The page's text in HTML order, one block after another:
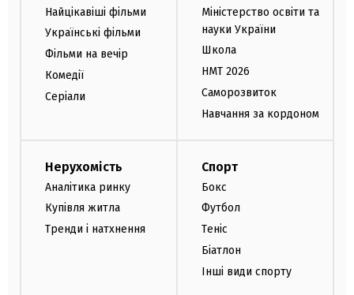
Найцікавіші фільми
Українські фільми
Фільми на вечір
Комедії
Серіали
Міністерство освіти та
науки України
Школа
НМТ 2026
Саморозвиток
Навчання за кордоном
Нерухомість
Аналітика ринку
Купівля житла
Тренди і натхнення
Спорт
Бокс
Футбол
Теніс
Біатлон
Інші види спорту